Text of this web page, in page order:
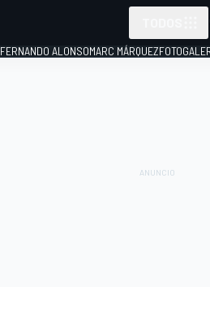
FERNANDO ALONSOMARC MÁRQUEZ